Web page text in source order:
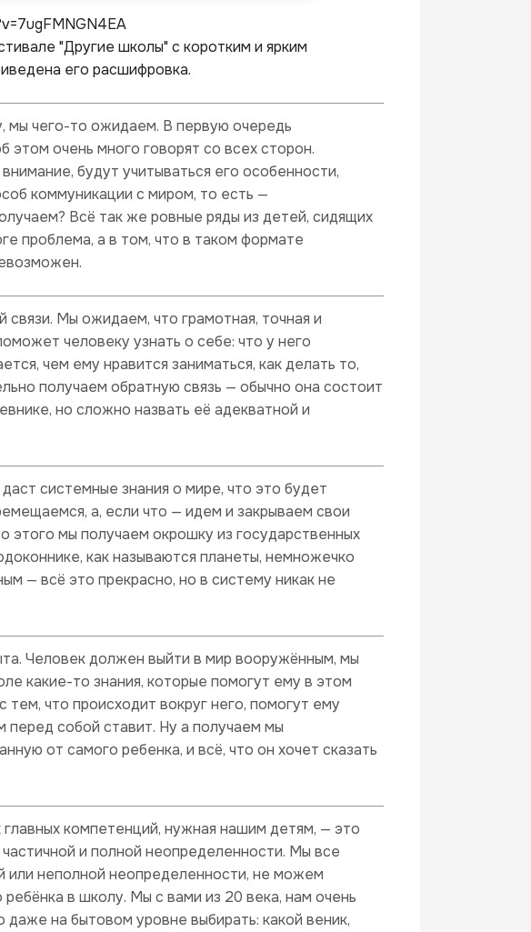
"Другие школы" с коротким и ярким
его расшифровка.
мы чего-то ожидаем. В первую очередь
этом очень много говорят со всех сторон.
будут учитываться его особенности,
коммуникации с миром, то есть —
Всё так же ровные ряды из детей, сидящих
проблема, а в том, что в таком формате
Мы ожидаем, что грамотная, точная и
человеку узнать о себе: что у него
чем ему нравится заниматься, как делать то,
получаем обратную связь — обычно она состоит
но сложно назвать её адекватной и
системные знания о мире, что это будет
а, если что — идем и закрываем свои
этого мы получаем окрошку из государственных
как называются планеты, немножечко
— всё это прекрасно, но в систему никак не
Человек должен выйти в мир вооружённым, мы
какие-то знания, которые помогут ему в этом
тем, что происходит вокруг него, помогут ему
перед собой ставит. Ну а получаем мы
от самого ребенка, и всё, что он хочет сказать
компетенций, нужная нашим детям, — это
и полной неопределенности. Мы все
или неполной неопределенности, не можем
в школу. Мы с вами из 20 века, нам очень
на бытовом уровне выбирать: какой веник,